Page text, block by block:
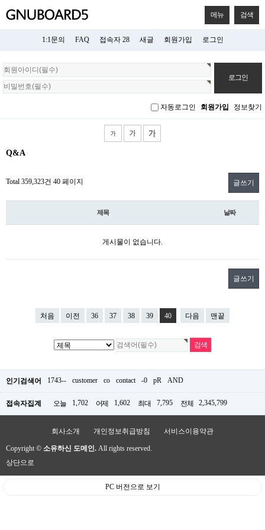
메뉴 검색
1:1문의 FAQ 접속자 28 새글 회원가입 로그인
회
원
로
자동로그인 회원가입 정보찾기
Q&A
Total 359,323건 40 페이지 글쓰기
제목 날짜
게시물이 없습니다.
글쓰기
처음 이전 36 37 38 39 40 다음 맨끝
인기검색어 1743-- customer co contact -0 pR AND
접속자집계 오늘 1,702 어제 1,602 최대 7,795 전체 2,345,799
회사소개 개인정보취급방침 서비스이용약관
Copyright © 소유하신 도메인. All rights reserved.
상단으로
PC 버전으로 보기